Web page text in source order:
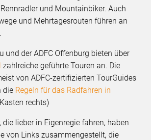
und Mountainbiker. Auch
und Mehrtagesrouten führen an
und der ADFC Offenburg bieten über
zahlreiche geführte Touren an. Die
von ADFC-zertifizierten TourGuides
die Regeln für das Radfahren in
rechts)
die lieber in Eigenregie fahren, haben
von Links zusammengestellt, die